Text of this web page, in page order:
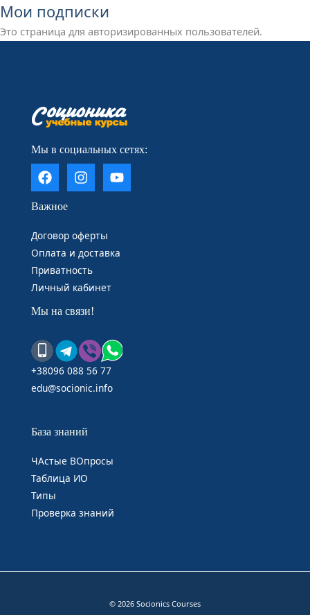
Мои подписки
Это страница для авторизированных пользователей.
Мы в социальных сетях:
Важное
Договор оферты
Оплата и доставка
Приватность
Личный кабинет
Мы на связи!
+38096 088 56 77
edu@socionic.info
База знаний
ЧАстые ВОпросы
Таблица ИО
Типы
Проверка знаний
© 2026 Socionics Courses